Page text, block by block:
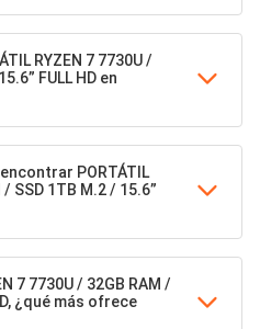
RYZEN 7 7730U /
FULL HD en
PORTÁTIL
/ SSD 1TB M.2 / 15.6”
7 7730U / 32GB RAM /
¿qué más ofrece